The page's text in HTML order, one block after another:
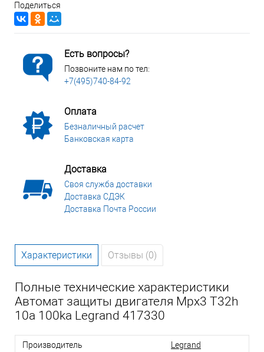
Поделиться
Есть вопросы?
Позвоните нам по тел:
+7(495)740-84-92
Оплата
Безналичный расчет
Банковская карта
Доставка
Своя служба доставки
Доставка СДЭК
Доставка Почта России
Характеристики Отзывы (0)
Полные технические характеристики
Автомат защиты двигателя Mpx3 T32h
10a 100ka Legrand 417330
Производитель Legrand